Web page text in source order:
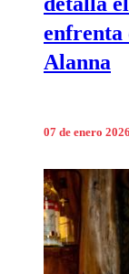
enfrenta
Alanna
07 de enero 2026